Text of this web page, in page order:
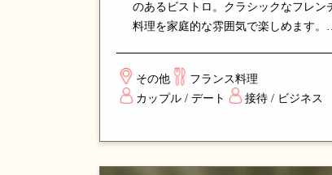
のあるビストロ。クラシックなフレン
料理を家庭的な雰囲気で楽しめます。
なワインリストが魅力。カジュアルなデ
ィナーや友人との集まりに最適な、シン
ガポールで人気のフレンチビストロで
その他
フランス料理
カップル / デート
接待 / ビジネス